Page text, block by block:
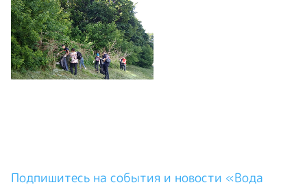
Подпишитесь на события и новости «Вода